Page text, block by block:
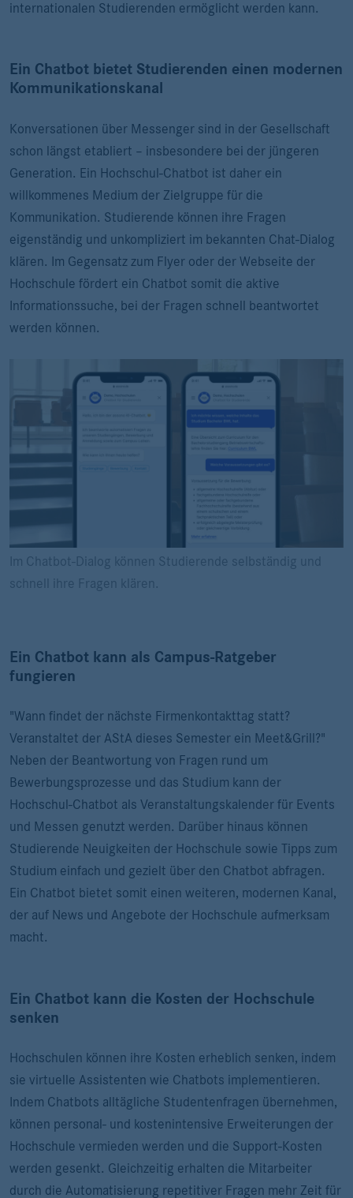
internationalen Studierenden ermöglicht werden kann.
Ein Chatbot bietet Studierenden einen modernen
Kommunikationskanal
Konversationen über Messenger sind in der Gesellschaft
schon längst etabliert – insbesondere bei der jüngeren
Generation. Ein Hochschul-Chatbot ist daher ein
willkommenes Medium der Zielgruppe für die
Kommunikation. Studierende können ihre Fragen
eigenständig und unkompliziert im bekannten Chat-Dialog
klären. Im Gegensatz zum Flyer oder der Webseite der
Hochschule fördert ein Chatbot somit die aktive
Informationssuche, bei der Fragen schnell beantwortet
werden können.
Im Chatbot-Dialog können Studierende selbständig und
schnell ihre Fragen klären.
Ein Chatbot kann als Campus-Ratgeber
fungieren
"Wann findet der nächste Firmenkontakttag statt?
Veranstaltet der AStA dieses Semester ein Meet&Grill?"
Neben der Beantwortung von Fragen rund um
Bewerbungsprozesse und das Studium kann der
Hochschul-Chatbot als Veranstaltungskalender für Events
und Messen genutzt werden. Darüber hinaus können
Studierende Neuigkeiten der Hochschule sowie Tipps zum
Studium einfach und gezielt über den Chatbot abfragen.
Ein Chatbot bietet somit einen weiteren, modernen Kanal,
der auf News und Angebote der Hochschule aufmerksam
macht.
Ein Chatbot kann die Kosten der Hochschule
senken
Hochschulen können ihre Kosten erheblich senken, indem
sie virtuelle Assistenten wie Chatbots implementieren.
Indem Chatbots alltägliche Studentenfragen übernehmen,
können personal- und kostenintensive Erweiterungen der
Hochschule vermieden werden und die Support-Kosten
werden gesenkt. Gleichzeitig erhalten die Mitarbeiter
durch die Automatisierung repetitiver Fragen mehr Zeit für